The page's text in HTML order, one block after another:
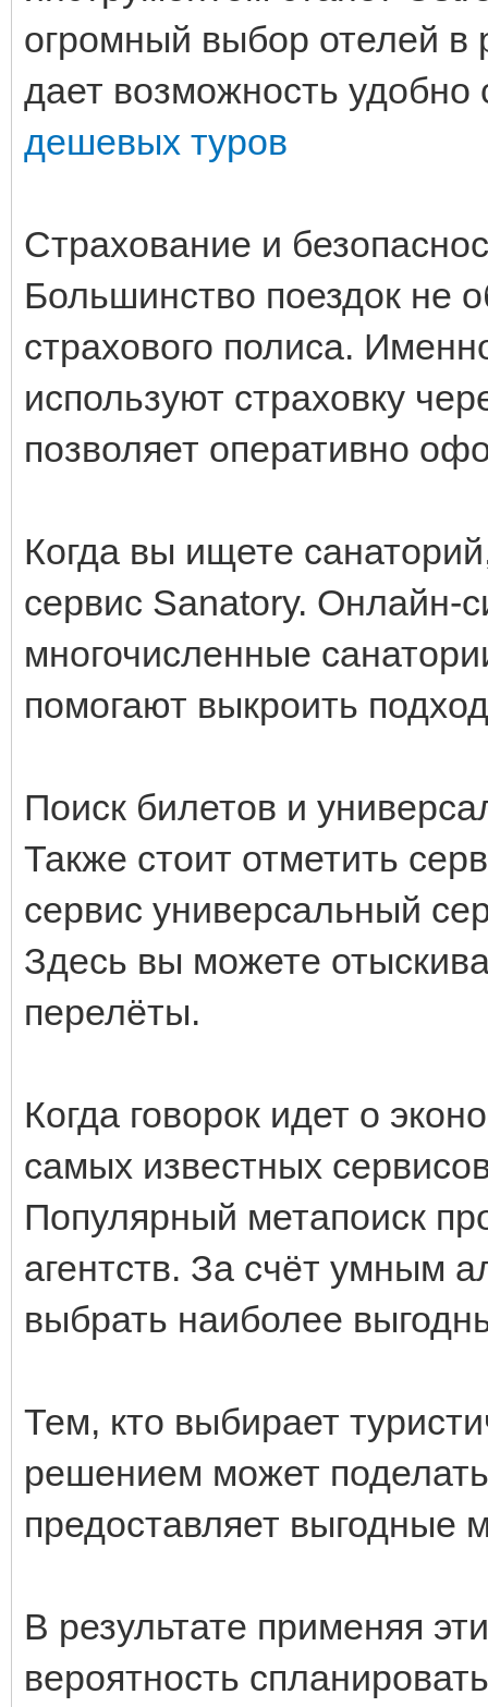
огромный выбор отелей в
дает возможность
дешевых туров
Страхование и
Большинство поездок не
страхового полиса.
используют страховку
позволяет оперативно
Когда вы ищете
сервис Sanatory. Онлайн-
многочисленные
помогают выкроить
Поиск билетов и
Также стоит отметить
сервис универсальный
Здесь вы можете
перелёты.
Когда говорок идет о
самых известных
Популярный метапоиск
агентств. За счёт умным
выбрать наиболее
Тем, кто выбирает
решением может
предоставляет выгодные
В результате применяя
вероятность